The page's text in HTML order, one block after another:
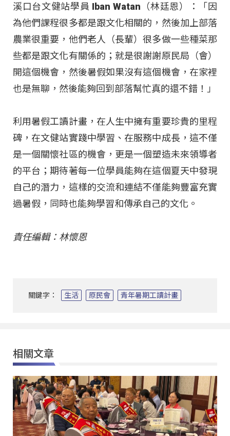
溪口台文健站學員 Iban Watan（林廷恩）：「因
為他們課程很多都是跟文化相關的，然後加上部落
農業很重要，他們老人（長輩）很多做一些種菜那
些都是跟文化有關係的；就是很謝謝原民局（會）
開這個機會，然後暑假如果沒有這個機會，在家裡
也是無聊，然後能夠回到部落幫忙真的還不錯！」
利用暑假工讀計畫，在人生中擁有重要珍貴的里程
碑，在文健站實踐中學習、在服務中成長，這不僅
是一個關懷社區的機會，更是一個塑造未來領導者
的平台；期待著每一位學員能夠在這個夏天中發現
自己的潛力，這樣的交流和連結不僅能夠豐富充實
過暑假，同時也能夠學習和傳承自己的文化。
責任編輯：林懷恩
關鍵字： 生活 原民會 青年暑期工讀計畫
相關文章